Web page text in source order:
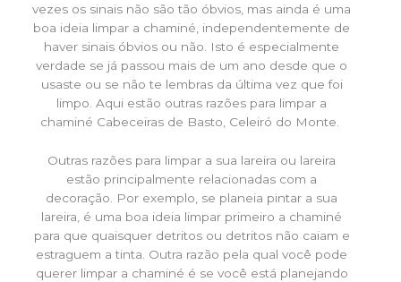
vezes os sinais não são tão óbvios, mas ainda é uma
boa ideia limpar a chaminé, independentemente de
haver sinais óbvios ou não. Isto é especialmente
verdade se já passou mais de um ano desde que o
usaste ou se não te lembras da última vez que foi
limpo. Aqui estão outras razões para limpar a
chaminé Cabeceiras de Basto, Celeiró do Monte.
Outras razões para limpar a sua lareira ou lareira
estão principalmente relacionadas com a
decoração. Por exemplo, se planeia pintar a sua
lareira, é uma boa ideia limpar primeiro a chaminé
para que quaisquer detritos ou detritos não caiam e
estraguem a tinta. Outra razão pela qual você pode
querer limpar a chaminé é se você está planejando